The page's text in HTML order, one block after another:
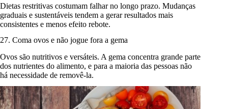
Dietas restritivas costumam falhar no longo prazo. Mudanças
graduais e sustentáveis tendem a gerar resultados mais
consistentes e menos efeito rebote.
27. Coma ovos e não jogue fora a gema
Ovos são nutritivos e versáteis. A gema concentra grande parte
dos nutrientes do alimento, e para a maioria das pessoas não
há necessidade de removê-la.